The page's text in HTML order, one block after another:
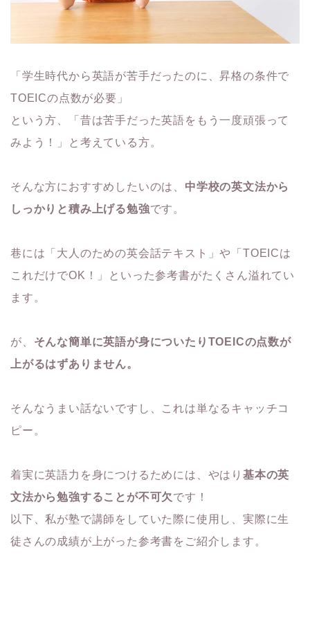
「学生時代から英語が苦手だったのに、昇格の条件で
TOEICの点数が必要」
という方、「昔は苦手だった英語をもう一度頑張って
みよう！」と考えている方。
そんな方におすすめしたいのは、 中学校の英文法から
しっかりと積み上げる勉強です。
巷には「大人のための英会話テキスト」や「TOEICは
これだけでOK！」といった参考書がたくさん溢れてい
ます。
が、 そんな簡単に英語が身についたりTOEICの点数が
上がるはずありません。
そんなうまい話ないですし、これは単なるキャッチコ
ピー。
着実に英語力を身につけるためには、やはり 基本の英
文法から勉強することが不可欠です！
以下、私が塾で講師をしていた際に使用し、実際に生
徒さんの成績が上がった参考書をご紹介します。